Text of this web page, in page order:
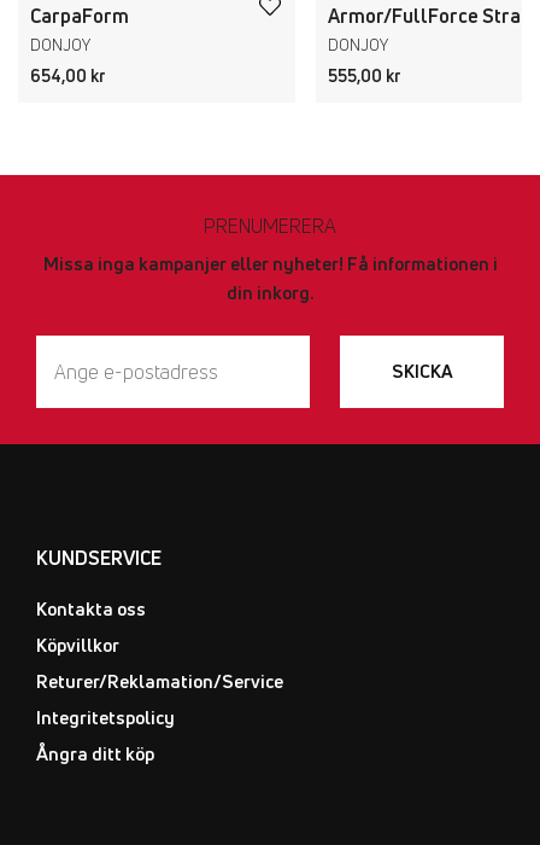
CarpaForm
DONJOY
654,00 kr
DONJOY
555,00 kr
PRENUMERERA
Missa inga kampanjer eller nyheter! Få informationen i
din inkorg.
SKICKA
KUNDSERVICE
Kontakta oss
Köpvillkor
Returer/Reklamation/Service
Integritetspolicy
Ångra ditt köp